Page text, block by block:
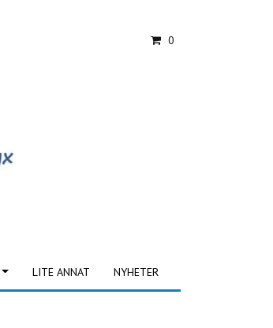
0
LITE ANNAT NYHETER